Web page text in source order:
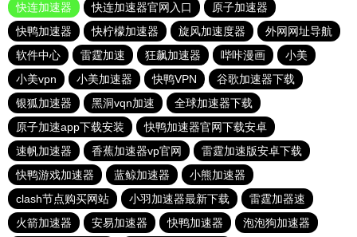
快连加速器
快连加速器官网入口
原子加速器
快鸭加速器
快柠檬加速器 旋风加速度器
外网网址导航
软件中心
雷霆加速 狂飙加速器 哔咔漫画
小美
小美vpn
小美加速器 快鸭VPN
谷歌加速器下载
银狐加速器
黑洞vqn加速
全球加速器下载
原子加速app下载安装
快鸭加速器官网下载安卓
速帆加速器
香蕉加速器vp官网
雷霆加速版安卓下载
快鸭游戏加速器
蓝鲸加速器
小熊加速器
clash节点购买网站
小羽加速器最新下载
雷霆加器速
火箭加速器
安易加速器 快鸭加速器 泡泡狗加速器